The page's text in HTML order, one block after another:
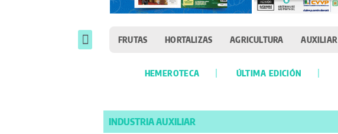
FRUTAS HORTALIZAS AGRICULTURA AUXILIAR
HEMEROTECA ÚLTIMA EDICIÓN
INDUSTRIA AUXILIAR